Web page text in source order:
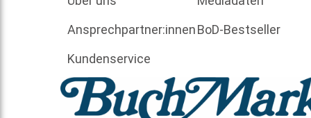
Ansprechpartner:innen
Kundenservice
BoD-Bestseller